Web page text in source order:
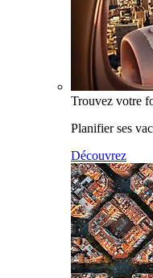
Trouvez votre
Planifier ses
Découvrez